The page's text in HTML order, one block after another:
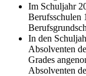
Im Schuljahr
Berufsschulen
In den
Absolventen
Grades
Absolventen